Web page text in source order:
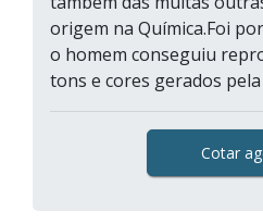
origem na Química.Foi
o homem conseguiu
tons e cores gerados
Cotar